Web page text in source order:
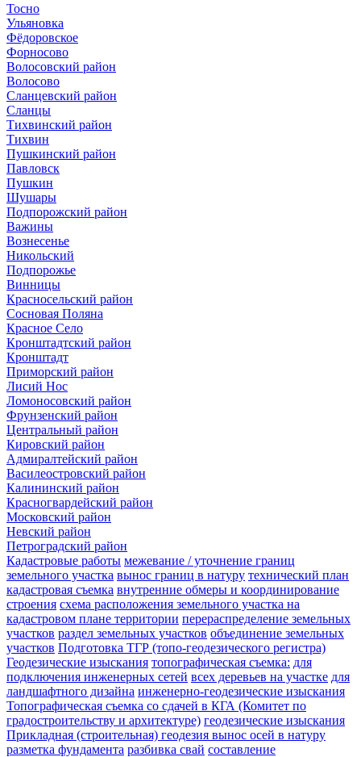
Тосно
Ульяновка
Фёдоровское
Форносово
Волосовский район
Волосово
Сланцевский район
Сланцы
Тихвинский район
Тихвин
Пушкинский район
Павловск
Пушкин
Шушары
Подпорожский район
Важины
Вознесенье
Никольский
Подпорожье
Винницы
Красносельский район
Сосновая Поляна
Красное Село
Кронштадтский район
Кронштадт
Приморский район
Лисий Нос
Ломоносовский район
Фрунзенский район
Центральный район
Кировский район
Адмиралтейский район
Василеостровский район
Калининский район
Красногвардейский район
Московский район
Невский район
Петроградский район
Кадастровые работы межевание / уточнение границ
земельного участка вынос границ в натуру технический план
кадастровая съемка внутренние обмеры и координирование
строения схема расположения земельного участка на
кадастровом плане территории перераспределение земельных
участков раздел земельных участков объединение земельных
участков Подготовка ТГР (топо-геодезического регистра)
Геодезические изыскания топографическая съемка: для
подключения инженерных сетей всех деревьев на участке для
ландшафтного дизайна инженерно-геодезические изыскания
Топографическая съемка со сдачей в КГА (Комитет по
градостроительству и архитектуре) геодезические изыскания
Прикладная (строительная) геодезия вынос осей в натуру
разметка фундамента разбивка свай составление